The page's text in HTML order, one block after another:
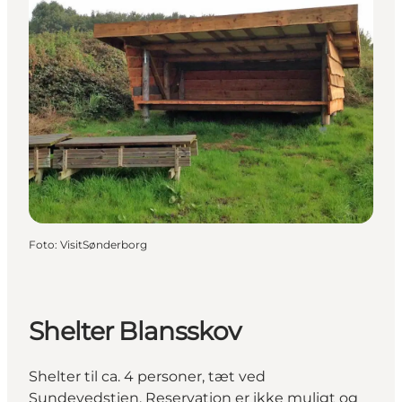
Foto: VisitSønderborg
Shelter Blansskov
Shelter til ca. 4 personer, tæt ved
Sundevedstien. Reservation er ikke muligt og